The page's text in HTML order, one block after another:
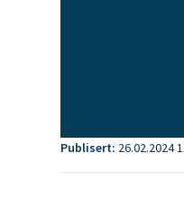
Publisert 26.02.2024